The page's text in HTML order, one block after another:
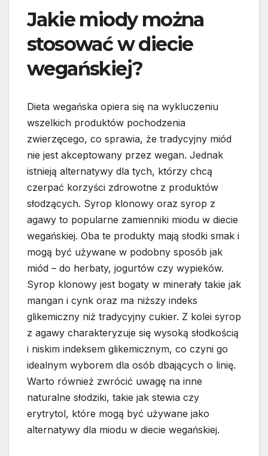
Jakie miody można
stosować w diecie
wegańskiej?
Dieta wegańska opiera się na wykluczeniu
wszelkich produktów pochodzenia
zwierzęcego, co sprawia, że tradycyjny miód
nie jest akceptowany przez wegan. Jednak
istnieją alternatywy dla tych, którzy chcą
czerpać korzyści zdrowotne z produktów
słodzących. Syrop klonowy oraz syrop z
agawy to popularne zamienniki miodu w diecie
wegańskiej. Oba te produkty mają słodki smak i
mogą być używane w podobny sposób jak
miód – do herbaty, jogurtów czy wypieków.
Syrop klonowy jest bogaty w minerały takie jak
mangan i cynk oraz ma niższy indeks
glikemiczny niż tradycyjny cukier. Z kolei syrop
z agawy charakteryzuje się wysoką słodkością
i niskim indeksem glikemicznym, co czyni go
idealnym wyborem dla osób dbających o linię.
Warto również zwrócić uwagę na inne
naturalne słodziki, takie jak stewia czy
erytrytol, które mogą być używane jako
alternatywy dla miodu w diecie wegańskiej.